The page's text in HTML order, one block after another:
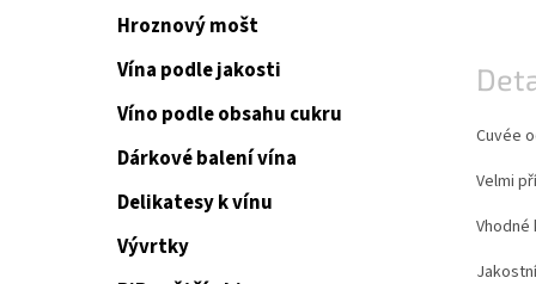
Hroznový mošt
Vína podle jakosti
Víno podle obsahu cukru
Dárkové balení vína
Delikatesy k vínu
Vývrtky
Cuvée
Velmi
Vhodné